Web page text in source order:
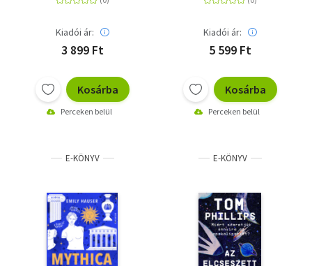
Kiadói ár:
3 899 Ft
Kosárba
Perceken belül
Kiadói ár:
5 599 Ft
Kosárba
Perceken belül
E-KÖNYV E-KÖNYV